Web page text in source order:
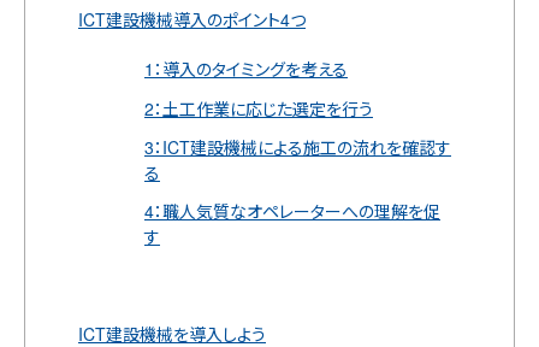
ICT建設機械導入のポイント4つ
1：導入のタイミングを考える
2：土工作業に応じた選定を行う
3：ICT建設機械による施工の流れを確認す
る
4：職人気質なオペレーターへの理解を促
す
ICT建設機械を導入しよう